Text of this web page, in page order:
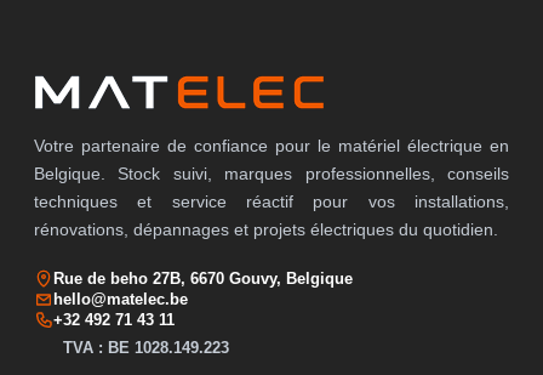
Votre partenaire de confiance pour le matériel électrique en
Belgique. Stock suivi, marques professionnelles, conseils
techniques et service réactif pour vos installations,
rénovations, dépannages et projets électriques du quotidien.
Rue de beho 27B, 6670 Gouvy, Belgique
hello@matelec.be
+32 492 71 43 11
TVA : BE 1028.149.223